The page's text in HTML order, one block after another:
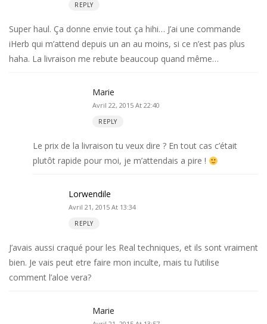
REPLY
Super haul. Ça donne envie tout ça hihi… J’ai une commande
iHerb qui m’attend depuis un an au moins, si ce n’est pas plus
haha. La livraison me rebute beaucoup quand même…
Marie
Avril 22, 2015 At 22:40
REPLY
Le prix de la livraison tu veux dire ? En tout cas c’était
plutôt rapide pour moi, je m’attendais a pire !
Lorwendile
Avril 21, 2015 At 13:34
REPLY
J’avais aussi craqué pour les Real techniques, et ils sont vraiment
bien. Je vais peut etre faire mon inculte, mais tu l’utilise
comment l’aloe vera?
Marie